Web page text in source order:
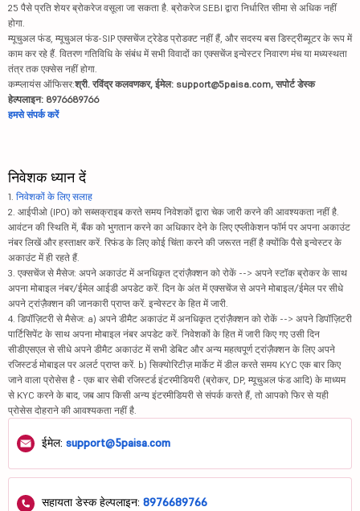
25 पैसे प्रति शेयर ब्रोकरेज वसूला जा सकता है. ब्रोकरेज SEBI द्वारा निर्धारित सीमा से अधिक नहीं
होगा.
म्यूचुअल फंड, म्यूचुअल फंड-SIP एक्सचेंज ट्रेडेड प्रोडक्ट नहीं हैं, और सदस्य बस डिस्ट्रीब्यूटर के रूप में
काम कर रहे हैं. वितरण गतिविधि के संबंध में सभी विवादों का एक्सचेंज इन्वेस्टर निवारण मंच या मध्यस्थता
तंत्र तक एक्सेस नहीं होगा.
कम्प्लायंस ऑफिसर:श्री. रविंद्र कलवणकर, ईमेल: support@5paisa.com, सपोर्ट डेस्क
हेल्पलाइन: 8976689766
हमसे संपर्क करें
निवेशक ध्यान दें
1. निवेशकों के लिए सलाह
2. आईपीओ (IPO) को सब्सक्राइब करते समय निवेशकों द्वारा चेक जारी करने की आवश्यकता नहीं है.
आवंटन की स्थिति में, बैंक को भुगतान करने का अधिकार देने के लिए एप्लीकेशन फॉर्म पर अपना अकाउंट
नंबर लिखें और हस्ताक्षर करें. रिफंड के लिए कोई चिंता करने की जरूरत नहीं है क्योंकि पैसे इन्वेस्टर के
अकाउंट में ही रहते हैं.
3. एक्सचेंज से मैसेज: अपने अकाउंट में अनधिकृत ट्रांज़ैक्शन को रोकें --> अपने स्टॉक ब्रोकर के साथ
अपना मोबाइल नंबर/ईमेल आईडी अपडेट करें. दिन के अंत में एक्सचेंज से अपने मोबाइल/ईमेल पर सीधे
अपने ट्रांज़ैक्शन की जानकारी प्राप्त करें. इन्वेस्टर के हित में जारी.
4. डिपॉज़िटरी से मैसेज: a) अपने डीमैट अकाउंट में अनधिकृत ट्रांज़ैक्शन को रोकें --> अपने डिपॉज़िटरी
पार्टिसिपेंट के साथ अपना मोबाइल नंबर अपडेट करें. निवेशकों के हित में जारी किए गए उसी दिन
सीडीएसएल से सीधे अपने डीमैट अकाउंट में सभी डेबिट और अन्य महत्वपूर्ण ट्रांज़ैक्शन के लिए अपने
रजिस्टर्ड मोबाइल पर अलर्ट प्राप्त करें. b) सिक्योरिटीज़ मार्केट में डील करते समय KYC एक बार किए
जाने वाला प्रोसेस है - एक बार सेबी रजिस्टर्ड इंटरमीडियरी (ब्रोकर, DP, म्यूचुअल फंड आदि) के माध्यम
से KYC करने के बाद, जब आप किसी अन्य इंटरमीडियरी से संपर्क करते हैं, तो आपको फिर से यही
प्रोसेस दोहराने की आवश्यकता नहीं है.
ईमेल: support@5paisa.com
सहायता डेस्क हेल्पलाइन: 8976689766